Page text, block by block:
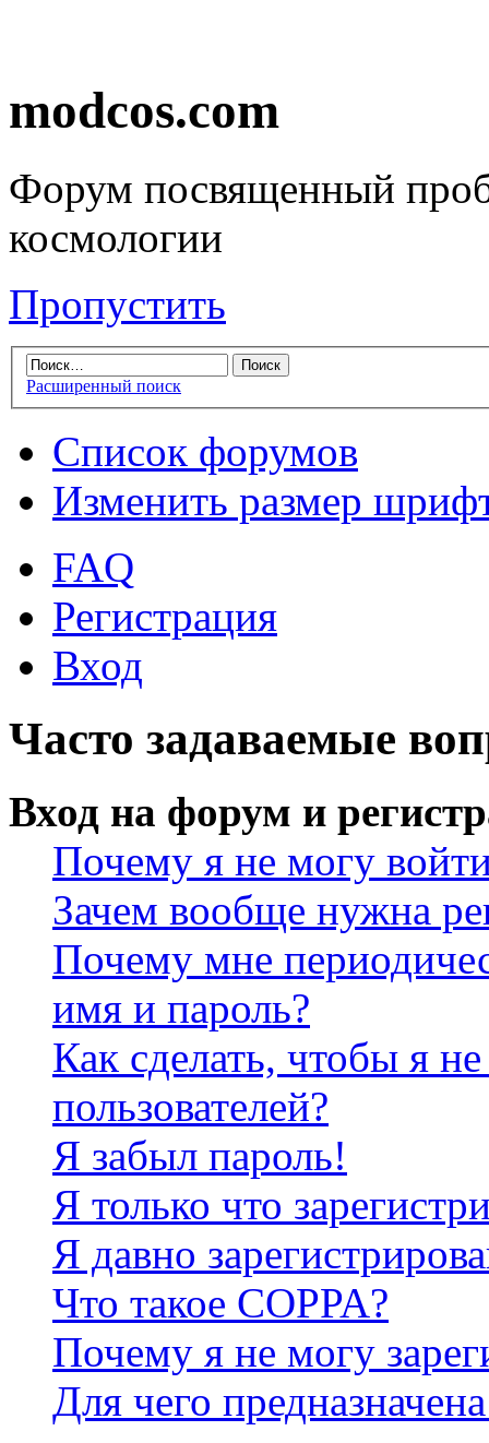
modcos.com
Форум посвященный
космологии
Пропустить
Расширенный поиск
Список форумов
Изменить размер
FAQ
Регистрация
Вход
Часто задаваемые
Вход на форум и
Почему я не могу
Зачем вообще нужна
Почему мне
имя и пароль?
Как сделать, чтобы я
пользователей?
Я забыл пароль!
Я только что
Я давно
Что такое COPPA?
Почему я не могу
Для чего